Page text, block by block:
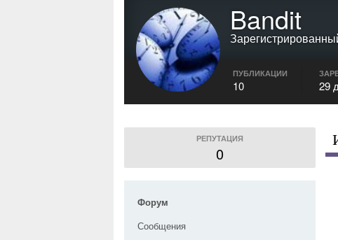
Bandit
ПУБЛИКАЦИИ
10 29
РЕПУТАЦИЯ
0
Форум
Сообщения